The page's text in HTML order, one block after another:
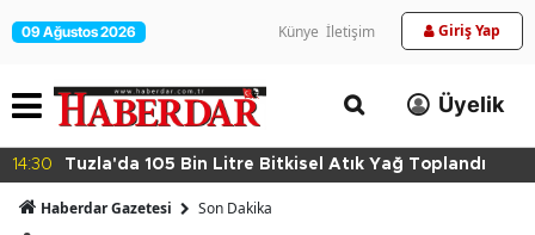
09 Ağustos 2026 Künye İletişim Giriş Yap
Üyelik
14:30 Tuzla'da 105 Bin Litre Bitkisel Atık Yağ Toplandı
Haberdar Gazetesi Son Dakika